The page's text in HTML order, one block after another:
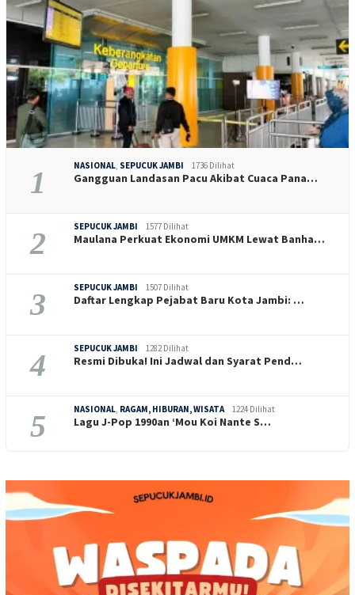
1 NASIONAL, SEPUCUK JAMBI 1736 Dilihat
Gangguan Landasan Pacu Akibat Cuaca Pana…
2 SEPUCUK JAMBI 1577 Dilihat
Maulana Perkuat Ekonomi UMKM Lewat Banha…
3 SEPUCUK JAMBI 1507 Dilihat
Daftar Lengkap Pejabat Baru Kota Jambi: …
4 SEPUCUK JAMBI 1282 Dilihat
Resmi Dibuka! Ini Jadwal dan Syarat Pend…
5 NASIONAL, RAGAM, HIBURAN, WISATA 1224 Dilihat
Lagu J-Pop 1990an ‘Mou Koi Nante S…